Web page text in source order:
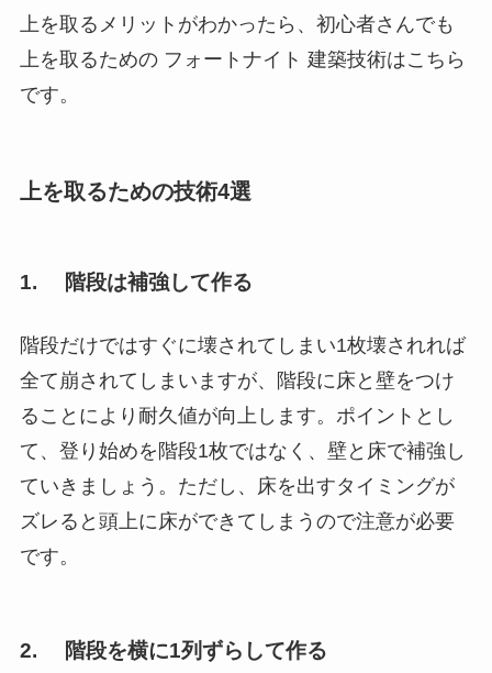
上を取るメリットがわかったら、初心者さんでも
上を取るための フォートナイト 建築技術はこちら
です。
上を取るための技術4選
1. 階段は補強して作る
階段だけではすぐに壊されてしまい1枚壊されれば
全て崩されてしまいますが、階段に床と壁をつけ
ることにより耐久値が向上します。ポイントとし
て、登り始めを階段1枚ではなく、壁と床で補強し
ていきましょう。ただし、床を出すタイミングが
ズレると頭上に床ができてしまうので注意が必要
です。
2. 階段を横に1列ずらして作る